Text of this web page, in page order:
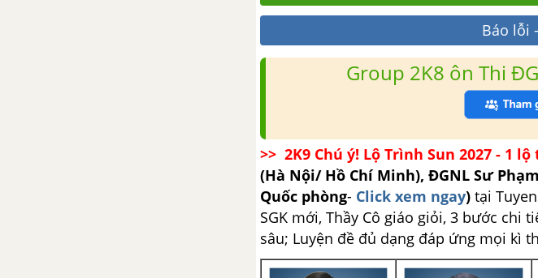
Báo lỗi
Group 2K8 ôn Thi
>> 2K9 Chú ý! Lộ Trình Sun 2027 - 1
(Hà Nội/ Hồ Chí Minh), ĐGNL Sư
Quốc phòng- Click xem ngay) tại
SGK mới, Thầy Cô giáo giỏi, 3 bước chi
sâu; Luyện đề đủ dạng đáp ứng mọi kì